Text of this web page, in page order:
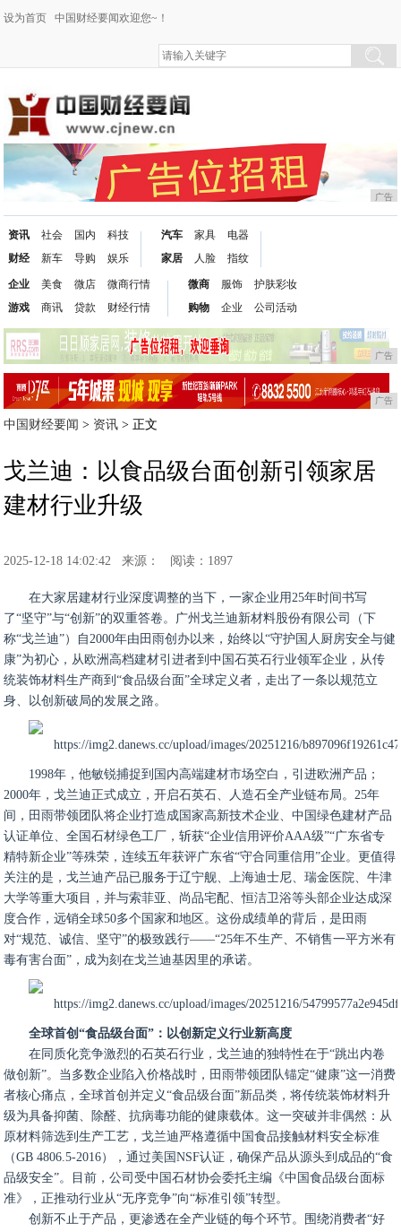
设为首页 中国财经要闻欢迎您~！
广告
资讯
财经
社会
新车
国内
导购
科技
娱乐
汽车
家居
家具
人脸
电器
指纹
企业
游戏
美食
商讯
微店
贷款
微商行情
财经行情
微商
购物
服饰
企业
护肤彩妆
公司活动
广告
广告
中国财经要闻 > 资讯 > 正文
戈兰迪：以食品级台面创新引领家居
建材行业升级
2025-12-18 14:02:42 来源： 阅读：1897
在大家居建材行业深度调整的当下，一家企业用25年时间书写
了“坚守”与“创新”的双重答卷。广州戈兰迪新材料股份有限公司（下
称“戈兰迪”）自2000年由田雨创办以来，始终以“守护国人厨房安全与健
康”为初心，从欧洲高档建材引进者到中国石英石行业领军企业，从传
统装饰材料生产商到“食品级台面”全球定义者，走出了一条以规范立
身、以创新破局的发展之路。
1998年，他敏锐捕捉到国内高端建材市场空白，引进欧洲产品；
2000年，戈兰迪正式成立，开启石英石、人造石全产业链布局。25年
间，田雨带领团队将企业打造成国家高新技术企业、中国绿色建材产品
认证单位、全国石材绿色工厂，斩获“企业信用评价AAA级”“广东省专
精特新企业”等殊荣，连续五年获评广东省“守合同重信用”企业。更值得
关注的是，戈兰迪产品已服务于辽宁舰、上海迪士尼、瑞金医院、牛津
大学等重大项目，并与索菲亚、尚品宅配、恒洁卫浴等头部企业达成深
度合作，远销全球50多个国家和地区。这份成绩单的背后，是田雨
对“规范、诚信、坚守”的极致践行——“25年不生产、不销售一平方米有
毒有害台面”，成为刻在戈兰迪基因里的承诺。
全球首创“食品级台面”：以创新定义行业新高度
在同质化竞争激烈的石英石行业，戈兰迪的独特性在于“跳出内卷
做创新”。当多数企业陷入价格战时，田雨带领团队锚定“健康”这一消费
者核心痛点，全球首创并定义“食品级台面”新品类，将传统装饰材料升
级为具备抑菌、除醛、抗病毒功能的健康载体。这一突破并非偶然：从
原材料筛选到生产工艺，戈兰迪严格遵循中国食品接触材料安全标准
（GB 4806.5-2016），通过美国NSF认证，确保产品从源头到成品的“食
品级安全”。目前，公司受中国石材协会委托主编《中国食品级台面标
准》，正推动行业从“无序竞争”向“标准引领”转型。
创新不止于产品，更渗透在全产业链的每个环节。围绕消费者“好